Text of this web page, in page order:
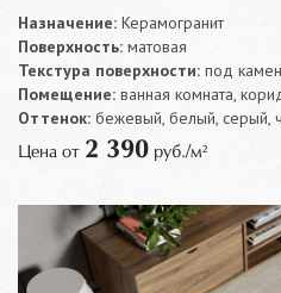
Назначение: Керамогранит
Поверхность: матовая
Текстура поверхности: под
Помещение: ванная комната,
Оттенок: бежевый, белый, серый,
Цена от 2 390 руб./м²